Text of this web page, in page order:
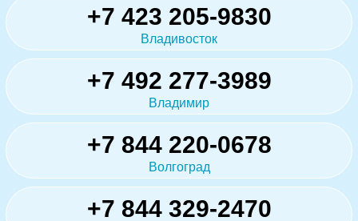
+7 423 205-9830
Владивосток
+7 492 277-3989
Владимир
+7 844 220-0678
Волгоград
+7 844 329-2470